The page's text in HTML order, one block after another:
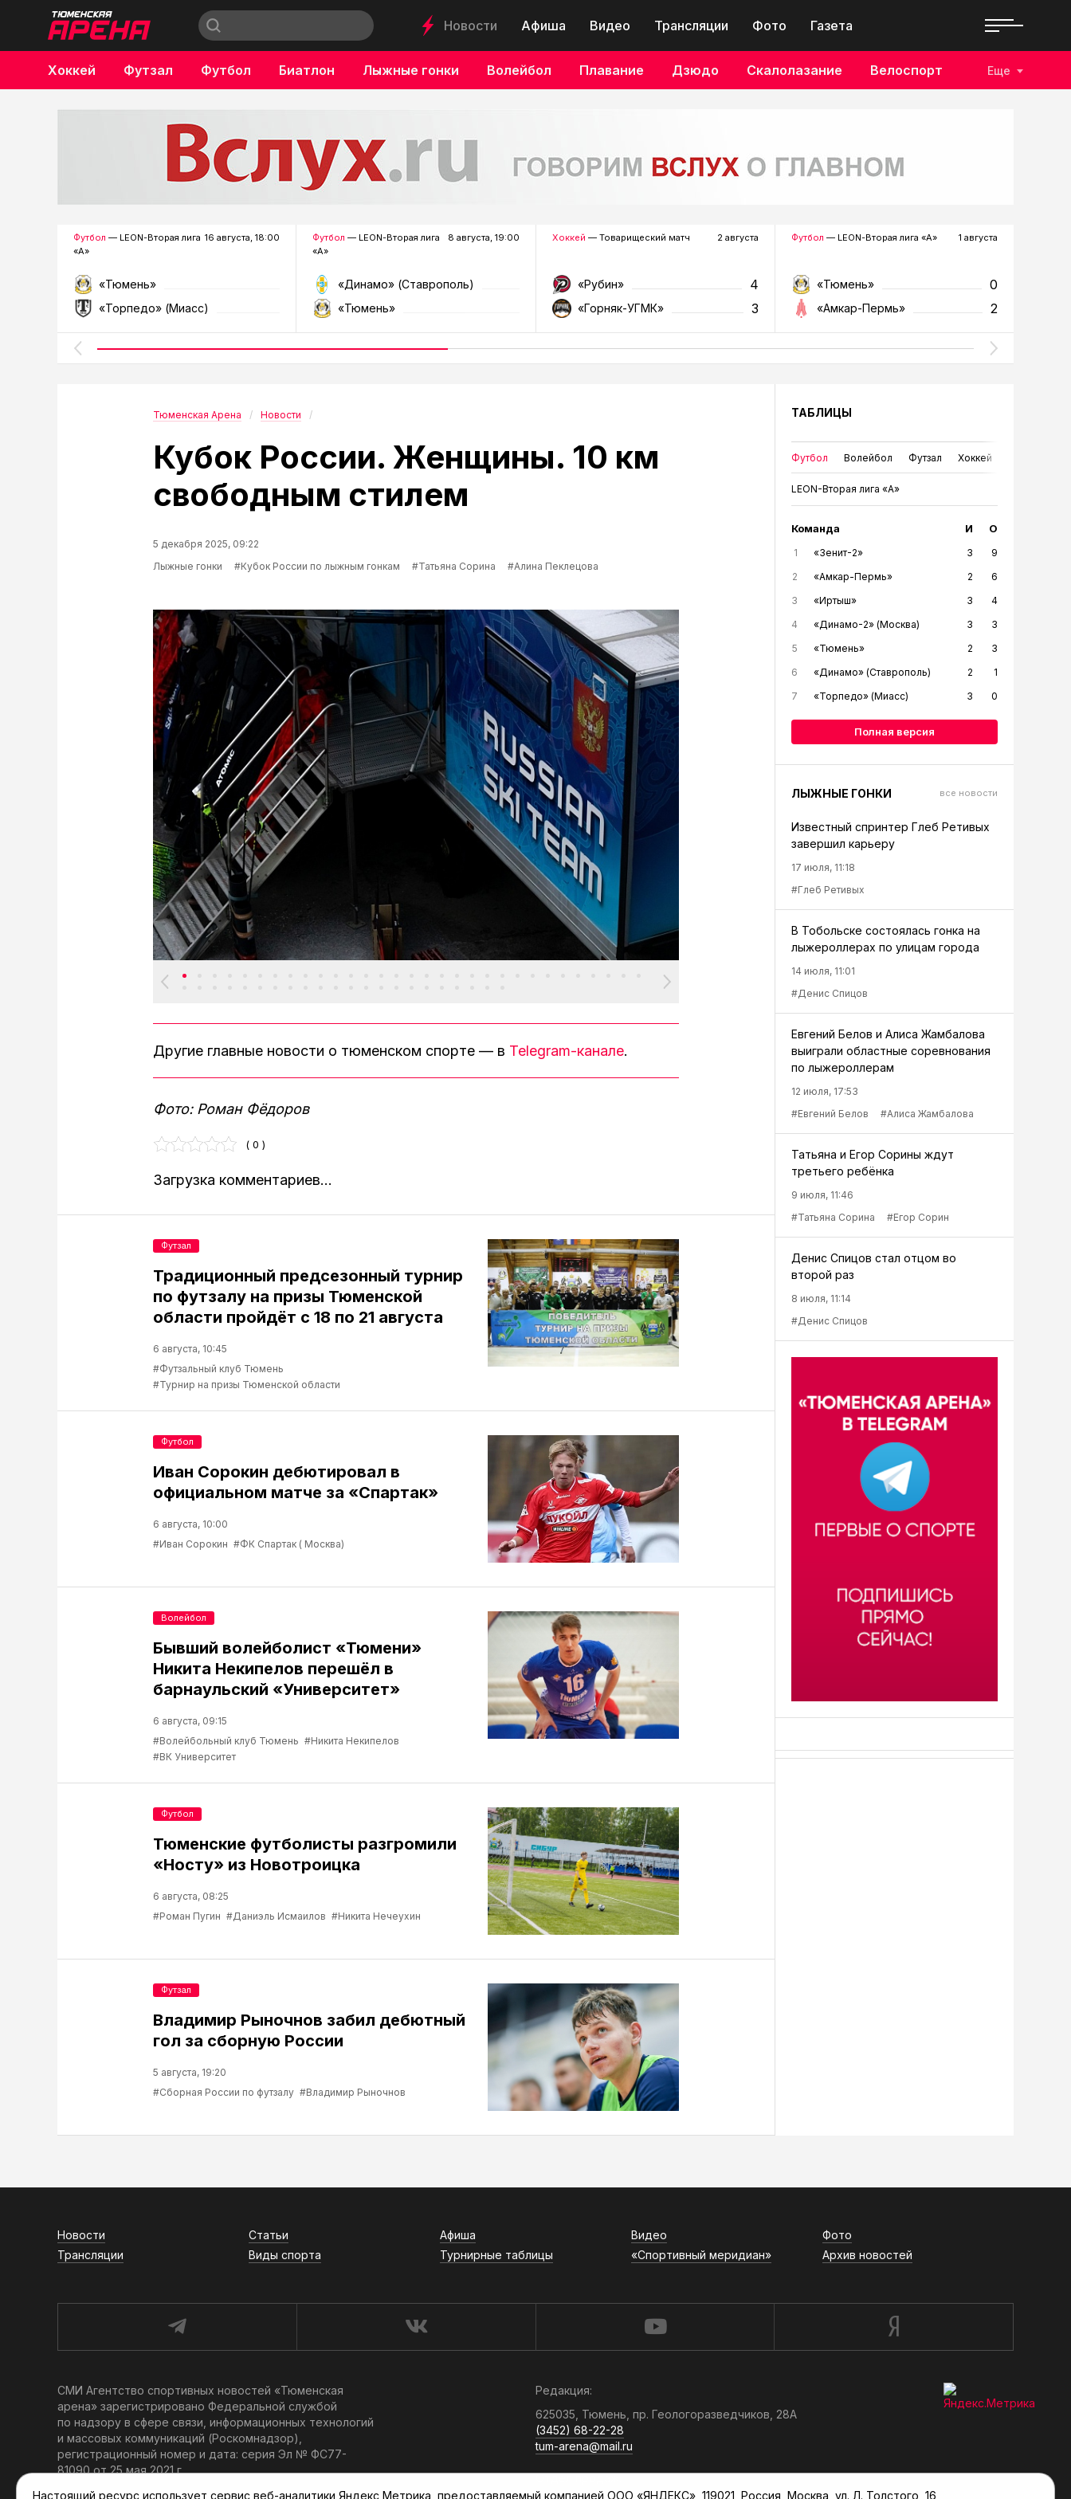
Новости Афиша Видео Трансляции Фото Газета
Хоккей Футзал Футбол Биатлон Лыжные гонки Волейбол Плавание Дзюдо Скалолазание Велоспорт
Бокс
Еще
Футбол — LEON-Вторая лига
«А»
16 августа, 18:00
«Тюмень»
«Торпедо» (Миасс)
Футбол — LEON-Вторая лига
«А»
8 августа, 19:00
«Динамо» (Ставрополь)
«Тюмень»
Хоккей — Товарищеский матч 2 августа
«Рубин» 4
«Горняк-УГМК» 3
Футбол — LEON-Вторая лига «А» 1 августа
«Тюмень» 0
«Амкар-Пермь» 2
Тюменская Арена Новости
Кубок России. Женщины. 10 км
свободным стилем
5 декабря 2025, 09:22
Лыжные гонки
#Кубок России по лыжным гонкам #Татьяна Сорина #Алина Пеклецова
Другие главные новости о тюменском спорте — в Telegram-канале.
Фото: Роман Фёдоров
( 0 )
Загрузка комментариев...
Традиционный предсезонный турнир
по футзалу на призы Тюменской
области пройдёт с 18 по 21 августа
6 августа, 10:45
#Футзальный клуб Тюмень
#Турнир на призы Тюменской области
Футзал
Иван Сорокин дебютировал в
официальном матче за «Спартак»
6 августа, 10:00
#Иван Сорокин #ФК Спартак ( Москва)
Футбол
Бывший волейболист «Тюмени»
Никита Некипелов перешёл в
барнаульский «Университет»
6 августа, 09:15
#Волейбольный клуб Тюмень #Никита Некипелов
#ВК Университет
Волейбол
Тюменские футболисты разгромили
«Носту» из Новотроицка
6 августа, 08:25
#Роман Пугин #Даниэль Исмаилов #Никита Нечеухин
Футбол
Владимир Рыночнов забил дебютный
гол за сборную России
5 августа, 19:20
#Сборная России по футзалу #Владимир Рыночнов
Футзал
ТАБЛИЦЫ
Футбол Волейбол Футзал Хоккей
LEON-Вторая лига «А»
Команда И О
1 «Зенит-2» 3
9
2
«Амкар-Пермь» 2
6
3
«Иртыш» 3
4
4
«Динамо-2» (Москва) 3
3
5
«Тюмень» 2
3
6
«Динамо» (Ставрополь) 2
1
7
«Торпедо» (Миасс) 3 0
Полная версия
ЛЫЖНЫЕ ГОНКИ все новости
Известный спринтер Глеб Ретивых
завершил карьеру
17 июля, 11:18
#Глеб Ретивых
В Тобольске состоялась гонка на
лыжероллерах по улицам города
14 июля, 11:01
#Денис Спицов
Евгений Белов и Алиса Жамбалова
выиграли областные соревнования
по лыжероллерам
12 июля, 17:53
#Евгений Белов
#Алиса Жамбалова
Татьяна и Егор Сорины ждут
третьего ребёнка
9 июля, 11:46
#Татьяна Сорина
#Егор Сорин
Денис Спицов стал отцом во
второй раз
8 июля, 11:14
#Денис Спицов
Новости Статьи Афиша Видео
Фото
Трансляции
Виды спорта Турнирные таблицы «Спортивный меридиан» Архив новостей
СМИ Агентство спортивных новостей «Тюменская
арена» зарегистрировано Федеральной службой
по надзору в сфере связи, информационных технологий
и массовых коммуникаций (Роскомнадзор),
регистрационный номер и дата: серия Эл № ФС77-
81090 от 25 мая 2021 г.
Редакция:
625035, Тюмень, пр. Геологоразведчиков, 28А
(3452) 68-22-28
tum-arena@mail.ru
Отдел продаж:
Настоящий ресурс использует сервис веб-аналитики Яндекс Метрика, предоставляемый компанией ООО «ЯНДЕКС», 119021, Россия, Москва, ул. Л. Толстого, 16